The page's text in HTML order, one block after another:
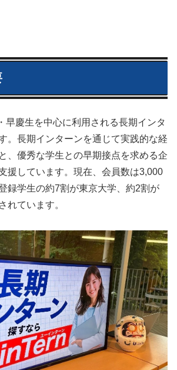
早慶生を中心に利用される長期インタ
。長期インターンを通じて実践的な経
、優秀な学生との早期接点を求める企
援しています。現在、会員数は3,000
録学生の約7割が東京大学、約2割が
れています。